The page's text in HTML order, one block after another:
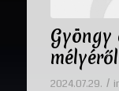
Gyöngy
mélyéről
2024.07.29. /